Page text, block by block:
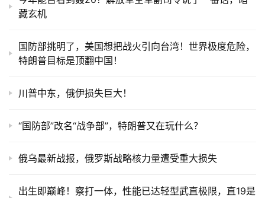
藏玄机
国防部挑明了，美国想把战火引向台湾！世界极度危险，
特朗普目标是顶翻中国！
川普中东，俄伊损失巨大！
“国防部”改名“战争部”，特朗普又在玩什么？
俄乌最新战报，俄罗斯战略核力量遭受重大损失
出生即巅峰！察打一体，性能已达轻型武直极限，直19是